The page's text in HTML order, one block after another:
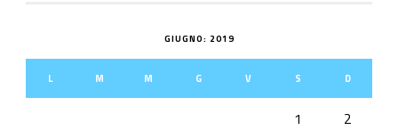
GIUGNO: 2019
L M M G V S D
1
2